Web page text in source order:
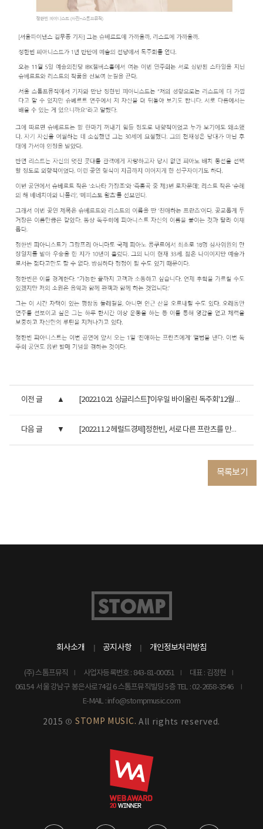
이전 글 [2022.10.21 싱글리스트]'이우일 바이올린 독주회'12월 16일 개최...
다음 글 [2022.11.2 헤럴드경제]정한빈, 서로 다른 프란츠를 만나다…“...
목록보기
회사소개 공지사항 개인정보처리방침
(주) 스톰프뮤직 사업자등록번호 : 843-81-00051
대표 : 김정현
06154 서울 강남구 봉은사로74길 6 스톰프뮤직빌딩 5층 TEL : 02-2658-3546
E-MAIL : info@stompmusic.com
2015 © STOMP MUSIC. All rights reserved.